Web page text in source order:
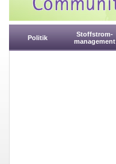
Politik
Stoffstrom-
management